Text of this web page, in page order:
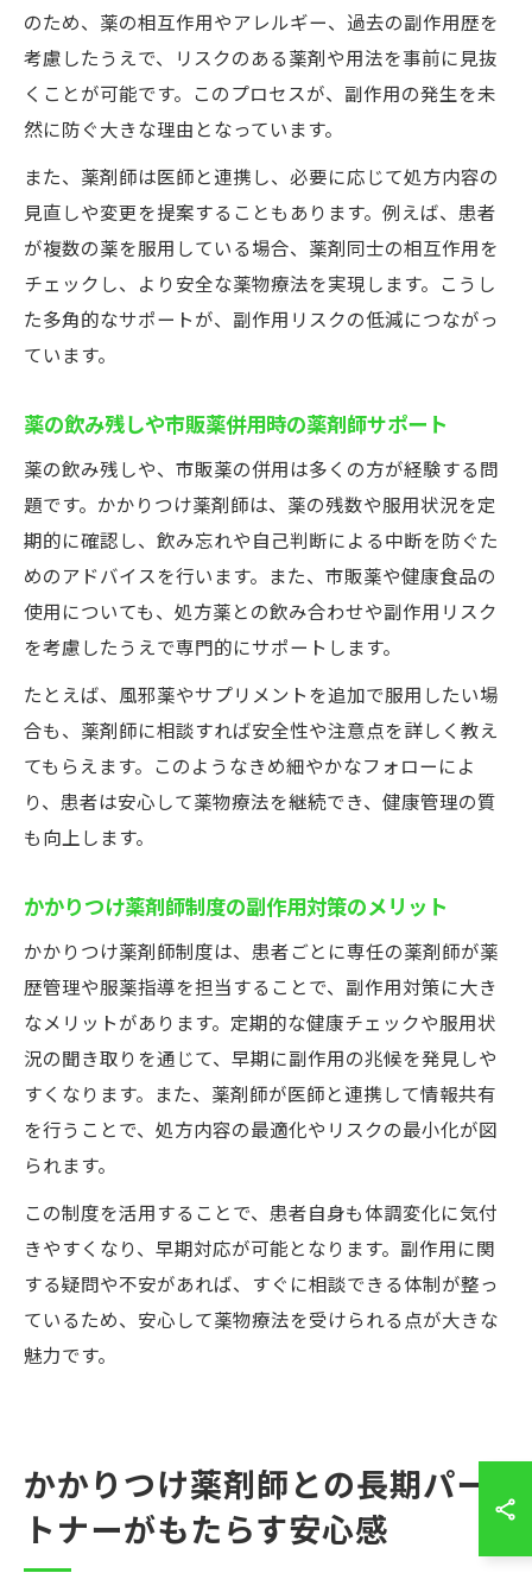
のため、薬の相互作用やアレルギー、過去の副作用歴を
考慮したうえで、リスクのある薬剤や用法を事前に見抜
くことが可能です。このプロセスが、副作用の発生を未
然に防ぐ大きな理由となっています。
また、薬剤師は医師と連携し、必要に応じて処方内容の
見直しや変更を提案することもあります。例えば、患者
が複数の薬を服用している場合、薬剤同士の相互作用を
チェックし、より安全な薬物療法を実現します。こうし
た多角的なサポートが、副作用リスクの低減につながっ
ています。
薬の飲み残しや市販薬併用時の薬剤師サポート
薬の飲み残しや、市販薬の併用は多くの方が経験する問
題です。かかりつけ薬剤師は、薬の残数や服用状況を定
期的に確認し、飲み忘れや自己判断による中断を防ぐた
めのアドバイスを行います。また、市販薬や健康食品の
使用についても、処方薬との飲み合わせや副作用リスク
を考慮したうえで専門的にサポートします。
たとえば、風邪薬やサプリメントを追加で服用したい場
合も、薬剤師に相談すれば安全性や注意点を詳しく教え
てもらえます。このようなきめ細やかなフォローによ
り、患者は安心して薬物療法を継続でき、健康管理の質
も向上します。
かかりつけ薬剤師制度の副作用対策のメリット
かかりつけ薬剤師制度は、患者ごとに専任の薬剤師が薬
歴管理や服薬指導を担当することで、副作用対策に大き
なメリットがあります。定期的な健康チェックや服用状
況の聞き取りを通じて、早期に副作用の兆候を発見しや
すくなります。また、薬剤師が医師と連携して情報共有
を行うことで、処方内容の最適化やリスクの最小化が図
られます。
この制度を活用することで、患者自身も体調変化に気付
きやすくなり、早期対応が可能となります。副作用に関
する疑問や不安があれば、すぐに相談できる体制が整っ
ているため、安心して薬物療法を受けられる点が大きな
魅力です。
かかりつけ薬剤師との長期パー
トナーがもたらす安心感